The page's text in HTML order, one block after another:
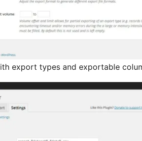
export types and exportable